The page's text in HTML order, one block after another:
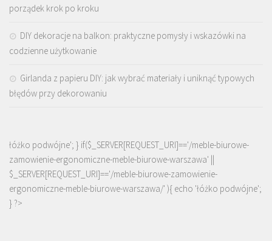
porządek krok po kroku
DIY dekoracje na balkon: praktyczne pomysły i wskazówki na
codzienne użytkowanie
Girlanda z papieru DIY: jak wybrać materiały i uniknąć typowych
błędów przy dekorowaniu
łóżko podwójne'; } if($_SERVER[REQUEST_URI]=='/meble-biurowe-
zamowienie-ergonomiczne-meble-biurowe-warszawa' ||
$_SERVER[REQUEST_URI]=='/meble-biurowe-zamowienie-
ergonomiczne-meble-biurowe-warszawa/' ){ echo 'łóżko podwójne';
} ?>